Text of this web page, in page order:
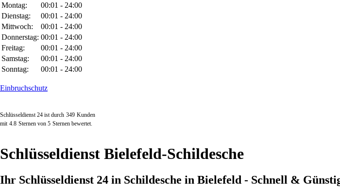
Montag:
00:01 - 24:00
Dienstag:
00:01 - 24:00
Mittwoch:
00:01 - 24:00
Donnerstag: 00:01 - 24:00
Freitag:
00:01 - 24:00
Samstag:
00:01 - 24:00
Sonntag:
00:01 - 24:00
Einbruchschutz
Schlüsseldienst 24 ist durch 349 Kunden
mit 4.8 Sternen von 5 Sternen bewertet.
Schlüsseldienst Bielefeld-Schildesche
Ihr Schlüsseldienst 24 in Schildesche in Bielefeld - Schnell &